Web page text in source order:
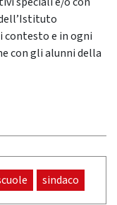
contesto e in ogni
con gli alunni della
sindaco